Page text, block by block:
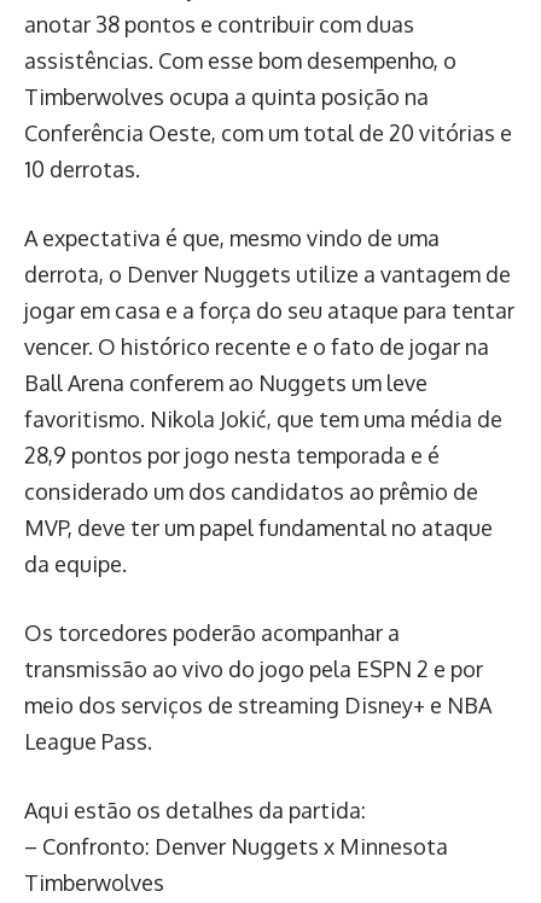
anotar 38 pontos e contribuir com duas
assistências. Com esse bom desempenho, o
Timberwolves ocupa a quinta posição na
Conferência Oeste, com um total de 20 vitórias e
10 derrotas.
A expectativa é que, mesmo vindo de uma
derrota, o Denver Nuggets utilize a vantagem de
jogar em casa e a força do seu ataque para tentar
vencer. O histórico recente e o fato de jogar na
Ball Arena conferem ao Nuggets um leve
favoritismo. Nikola Jokić, que tem uma média de
28,9 pontos por jogo nesta temporada e é
considerado um dos candidatos ao prêmio de
MVP, deve ter um papel fundamental no ataque
da equipe.
Os torcedores poderão acompanhar a
transmissão ao vivo do jogo pela ESPN 2 e por
meio dos serviços de streaming Disney+ e NBA
League Pass.
Aqui estão os detalhes da partida:
– Confronto: Denver Nuggets x Minnesota
Timberwolves